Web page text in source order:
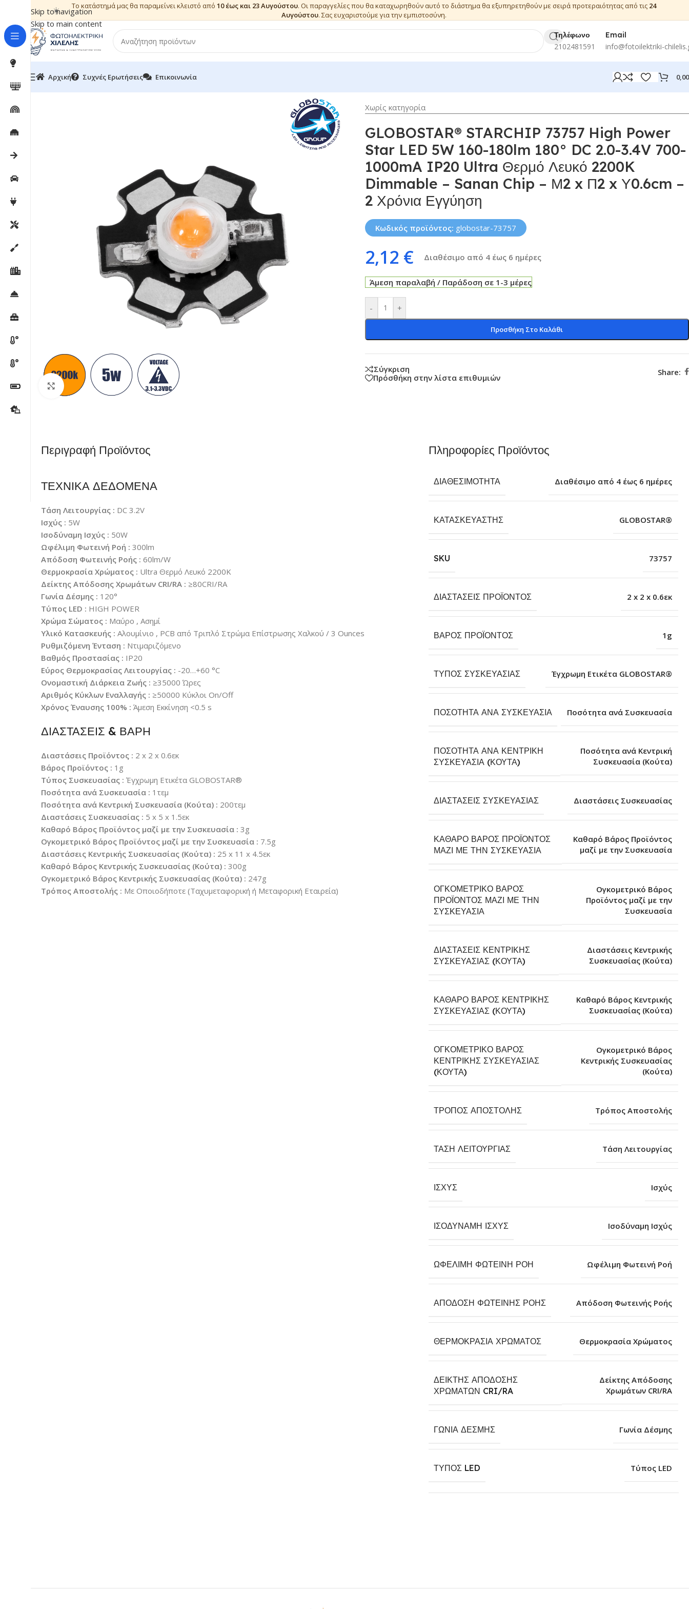
Skip to navigation
Skip to main content
☀️ Το κατάστημά μας θα παραμείνει κλειστό από 10 έως και 23 Αυγούστου. Οι παραγγελίες που θα καταχωρηθούν αυτό το διάστημα θα εξυπηρετηθούν με σειρά προτεραιότητας από τις 24
Αυγούστου. Σας ευχαριστούμε για την εμπιστοσύνη.
Τηλέφωνο
2102481591
Email
info@fotoilektriki-
Αρχική Συχνές Ερωτήσεις Επικοινωνία
Κλικ για μεγέθυνση
Χωρίς κατηγορία
GLOBOSTAR® STARCHIP 73757 High Power
Star LED 5W 160-180lm 180° DC 2.0-3.4V 700-
1000mA IP20 Ultra Θερμό Λευκό 2200K
Dimmable – Sanan Chip – Μ2 x Π2 x Υ0.6cm –
2 Χρόνια Εγγύηση
Κωδικός προϊόντος: globostar-73757
2,12 € Διαθέσιμο από 4 έως 6 ημέρες
Άμεση παραλαβή / Παράδοση σε 1-3 μέρες
- +
Προσθήκη Στο Καλάθι
Σύγκριση
Πρόσθήκη στην λίστα επιθυμιών
Share:
Περιγραφή Προϊόντος
ΤΕΧΝΙΚΑ ΔΕΔΟΜΕΝΑ
Τάση Λειτουργίας : DC 3.2V
Ισχύς : 5W
Ισοδύναμη Ισχύς : 50W
Ωφέλιμη Φωτεινή Ροή : 300lm
Απόδοση Φωτεινής Ροής : 60lm/W
Θερμοκρασία Χρώματος : Ultra Θερμό Λευκό 2200K
Δείκτης Απόδοσης Χρωμάτων CRI/RA : ≥80CRI/RA
Γωνία Δέσμης : 120°
Τύπος LED : HIGH POWER
Χρώμα Σώματος : Μαύρο , Ασημί
Υλικό Κατασκευής : Αλουμίνιο , PCB από Τριπλό Στρώμα Επίστρωσης Χαλκού / 3 Ounces
Ρυθμιζόμενη Ένταση : Ντιμαριζόμενο
Βαθμός Προστασίας : IP20
Εύρος Θερμοκρασίας Λειτουργίας : -20…+60 °C
Ονομαστική Διάρκεια Ζωής : ≥35000 Ώρες
Αριθμός Κύκλων Εναλλαγής : ≥50000 Κύκλοι On/Off
Χρόνος Έναυσης 100% : Άμεση Εκκίνηση <0.5 s
ΔΙΑΣΤΑΣΕΙΣ & ΒΑΡΗ
Διαστάσεις Προϊόντος : 2 x 2 x 0.6εκ
Βάρος Προϊόντος : 1g
Τύπος Συσκευασίας : Έγχρωμη Ετικέτα GLOBOSTAR®
Ποσότητα ανά Συσκευασία : 1τεμ
Ποσότητα ανά Κεντρική Συσκευασία (Κούτα) : 200τεμ
Διαστάσεις Συσκευασίας : 5 x 5 x 1.5εκ
Καθαρό Βάρος Προϊόντος μαζί με την Συσκευασία : 3g
Ογκομετρικό Βάρος Προϊόντος μαζί με την Συσκευασία : 7.5g
Διαστάσεις Κεντρικής Συσκευασίας (Κούτα) : 25 x 11 x 4.5εκ
Καθαρό Βάρος Κεντρικής Συσκευασίας (Κούτα) : 300g
Ογκομετρικό Βάρος Κεντρικής Συσκευασίας (Κούτα) : 247g
Τρόπος Αποστολής : Με Οποιοδήποτε (Ταχυμεταφορική ή Μεταφορική Εταιρεία)
Πληροφορίες Προϊόντος
ΔΙΑΘΕΣΙΜΌΤΗΤΑ Διαθέσιμο από 4 έως 6 ημέρες
ΚΑΤΑΣΚΕΥΑΣΤΉΣ GLOBOSTAR®
SKU 73757
ΔΙΑΣΤΆΣΕΙΣ ΠΡΟΪΌΝΤΟΣ 2 x 2 x 0.6εκ
ΒΆΡΟΣ ΠΡΟΪΌΝΤΟΣ 1g
ΤΎΠΟΣ ΣΥΣΚΕΥΑΣΊΑΣ Έγχρωμη Ετικέτα GLOBOSTAR®
ΠΟΣΌΤΗΤΑ ΑΝΆ ΣΥΣΚΕΥΑΣΊΑ Ποσότητα ανά Συσκευασία
ΠΟΣΌΤΗΤΑ ΑΝΆ ΚΕΝΤΡΙΚΉ
ΣΥΣΚΕΥΑΣΊΑ (ΚΟΎΤΑ)
Ποσότητα ανά Κεντρική
Συσκευασία (Κούτα)
ΔΙΑΣΤΆΣΕΙΣ ΣΥΣΚΕΥΑΣΊΑΣ Διαστάσεις Συσκευασίας
ΚΑΘΑΡΌ ΒΆΡΟΣ ΠΡΟΪΌΝΤΟΣ
ΜΑΖΊ ΜΕ ΤΗΝ ΣΥΣΚΕΥΑΣΊΑ
Καθαρό Βάρος Προϊόντος
μαζί με την Συσκευασία
ΟΓΚΟΜΕΤΡΙΚΌ ΒΆΡΟΣ
ΠΡΟΪΌΝΤΟΣ ΜΑΖΊ ΜΕ ΤΗΝ
ΣΥΣΚΕΥΑΣΊΑ
Ογκομετρικό Βάρος
Προϊόντος μαζί με την
Συσκευασία
ΔΙΑΣΤΆΣΕΙΣ ΚΕΝΤΡΙΚΉΣ
ΣΥΣΚΕΥΑΣΊΑΣ (ΚΟΎΤΑ)
Διαστάσεις Κεντρικής
Συσκευασίας (Κούτα)
ΚΑΘΑΡΌ ΒΆΡΟΣ ΚΕΝΤΡΙΚΉΣ
ΣΥΣΚΕΥΑΣΊΑΣ (ΚΟΎΤΑ)
Καθαρό Βάρος Κεντρικής
Συσκευασίας (Κούτα)
ΟΓΚΟΜΕΤΡΙΚΌ ΒΆΡΟΣ
ΚΕΝΤΡΙΚΉΣ ΣΥΣΚΕΥΑΣΊΑΣ
(ΚΟΎΤΑ)
Ογκομετρικό Βάρος
Κεντρικής Συσκευασίας
(Κούτα)
ΤΡΌΠΟΣ ΑΠΟΣΤΟΛΉΣ Τρόπος Αποστολής
ΤΆΣΗ ΛΕΙΤΟΥΡΓΊΑΣ Τάση Λειτουργίας
ΙΣΧΎΣ Ισχύς
ΙΣΟΔΎΝΑΜΗ ΙΣΧΎΣ Ισοδύναμη Ισχύς
ΩΦΈΛΙΜΗ ΦΩΤΕΙΝΉ ΡΟΉ Ωφέλιμη Φωτεινή Ροή
ΑΠΌΔΟΣΗ ΦΩΤΕΙΝΉΣ ΡΟΉΣ Απόδοση Φωτεινής Ροής
ΘΕΡΜΟΚΡΑΣΊΑ ΧΡΏΜΑΤΟΣ Θερμοκρασία Χρώματος
ΔΕΊΚΤΗΣ ΑΠΌΔΟΣΗΣ
ΧΡΩΜΆΤΩΝ CRI/RA
Δείκτης Απόδοσης
Χρωμάτων CRI/RA
ΓΩΝΊΑ ΔΈΣΜΗΣ Γωνία Δέσμης
ΤΎΠΟΣ LED Τύπος LED